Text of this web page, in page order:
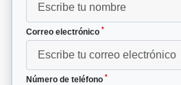
Correo electrónico *
Número de teléfono *